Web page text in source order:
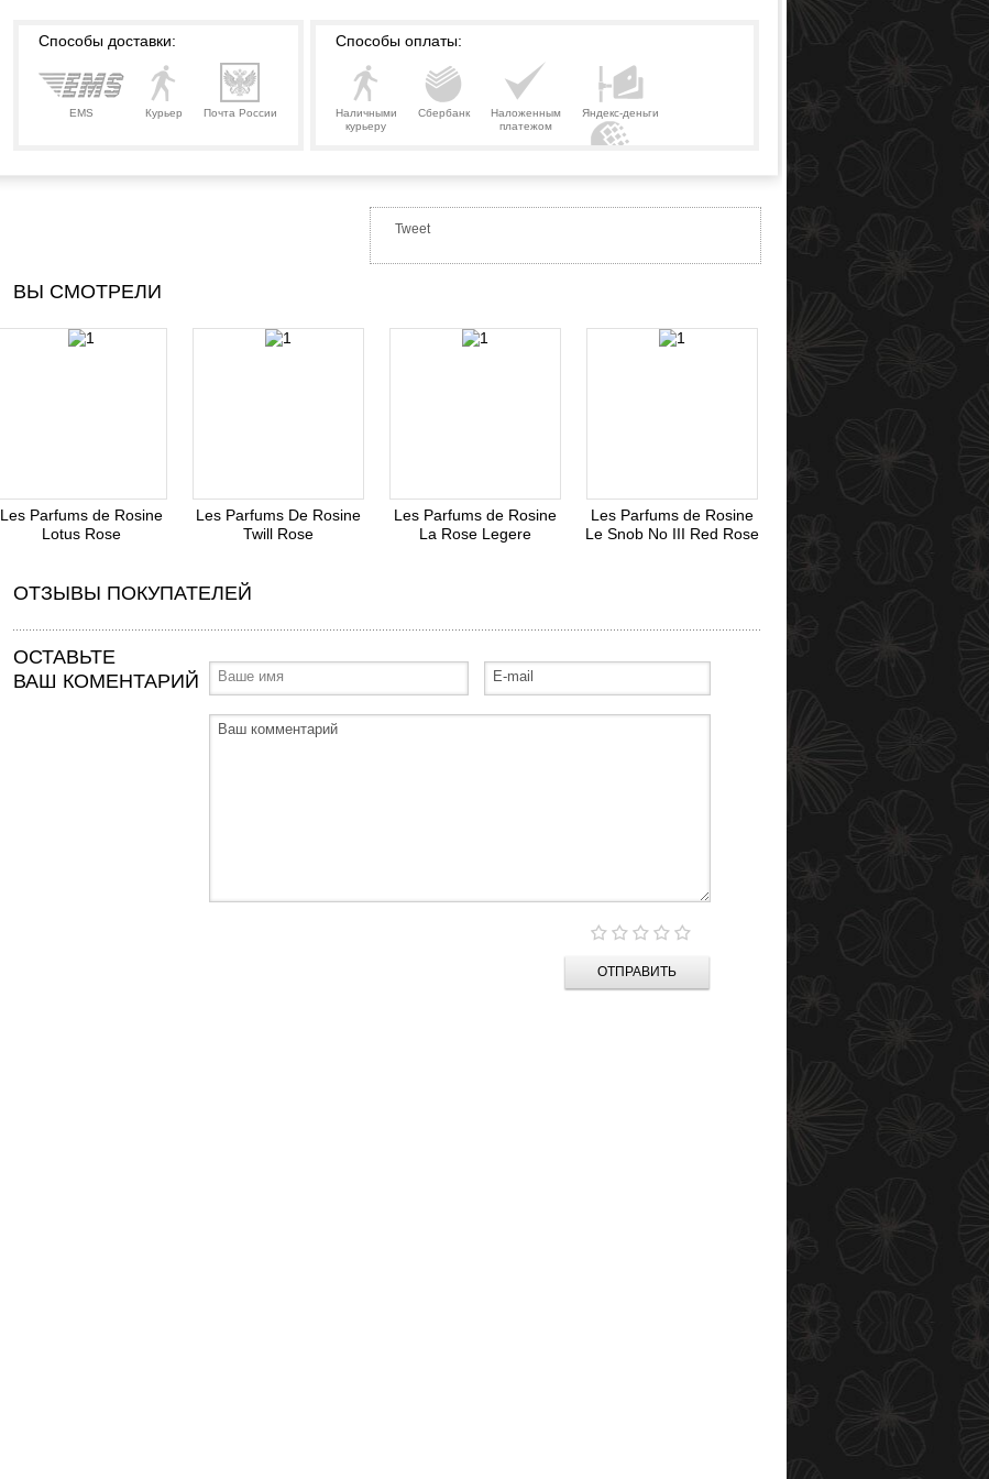
Способы доставки:
EMS Курьер Почта России
Способы оплаты:
Наличными
курьеру
Сбербанк
Наложенным
платежом
Яндекс-деньги
Tweet
ВЫ СМОТРЕЛИ
Les Parfums de Rosine
Lotus Rose
Les Parfums De Rosine
Twill Rose
Les Parfums de Rosine
La Rose Legere
Les Parfums de Rosine
Le Snob No III Red Rose
ОТЗЫВЫ ПОКУПАТЕЛЕЙ
ОСТАВЬТЕ
ВАШ КОМЕНТАРИЙ
ОТПРАВИТЬ